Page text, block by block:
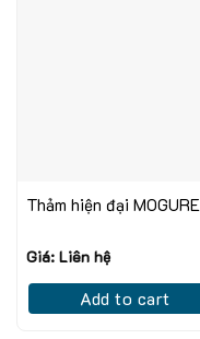
Thảm hiện đại MOGURE
Giá: Liên hệ
Add to cart